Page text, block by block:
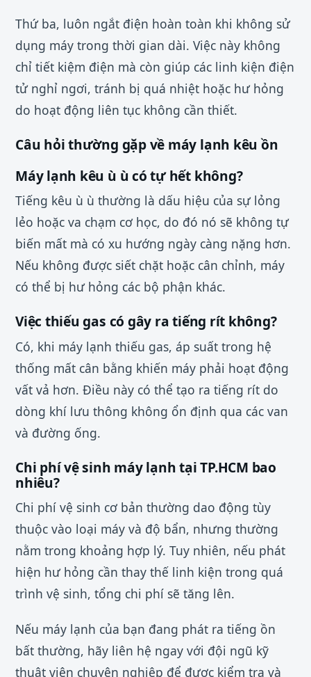
Thứ ba, luôn ngắt điện hoàn toàn khi không sử
dụng máy trong thời gian dài. Việc này không
chỉ tiết kiệm điện mà còn giúp các linh kiện điện
tử nghỉ ngơi, tránh bị quá nhiệt hoặc hư hỏng
do hoạt động liên tục không cần thiết.
Câu hỏi thường gặp về máy lạnh kêu ồn
Máy lạnh kêu ù ù có tự hết không?
Tiếng kêu ù ù thường là dấu hiệu của sự lỏng
lẻo hoặc va chạm cơ học, do đó nó sẽ không tự
biến mất mà có xu hướng ngày càng nặng hơn.
Nếu không được siết chặt hoặc cân chỉnh, máy
có thể bị hư hỏng các bộ phận khác.
Việc thiếu gas có gây ra tiếng rít không?
Có, khi máy lạnh thiếu gas, áp suất trong hệ
thống mất cân bằng khiến máy phải hoạt động
vất vả hơn. Điều này có thể tạo ra tiếng rít do
dòng khí lưu thông không ổn định qua các van
và đường ống.
Chi phí vệ sinh máy lạnh tại TP.HCM bao
nhiêu?
Chi phí vệ sinh cơ bản thường dao động tùy
thuộc vào loại máy và độ bẩn, nhưng thường
nằm trong khoảng hợp lý. Tuy nhiên, nếu phát
hiện hư hỏng cần thay thế linh kiện trong quá
trình vệ sinh, tổng chi phí sẽ tăng lên.
Nếu máy lạnh của bạn đang phát ra tiếng ồn
bất thường, hãy liên hệ ngay với đội ngũ kỹ
thuật viên chuyên nghiệp để được kiểm tra và